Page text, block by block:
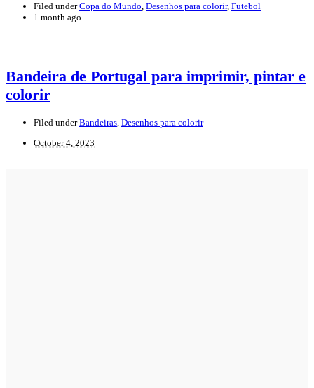
Filed underCopa do Mundo, Desenhos para colorir, Futebol
1 month ago
Bandeira de Portugal para imprimir, pintar e
colorir
Filed underBandeiras Desenhos para colorir
October 4, 2023